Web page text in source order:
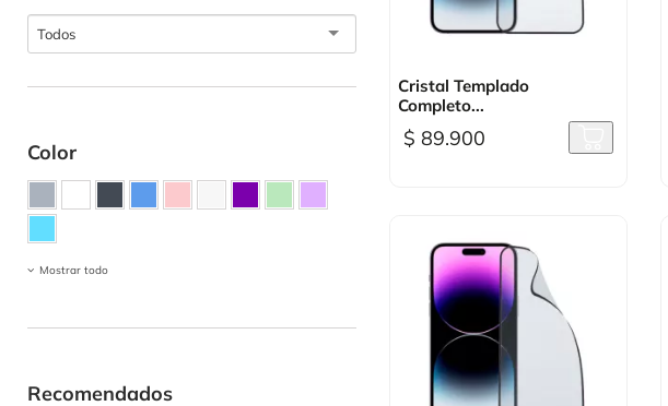
Todos
Color
Mostrar todo
Recomendados
Vista rápida
Cristal Templado
Completo...
$ 89.900